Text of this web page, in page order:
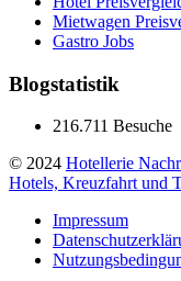
Mietwagen
Gastro Jobs
Blogstatistik
216.711 Besuche
© 2024 Hotellerie
Hotels, Kreuzfahrt und
Impressum